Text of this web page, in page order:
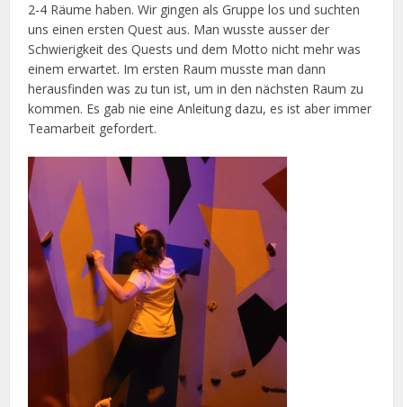
2-4 Räume haben. Wir gingen als Gruppe los und suchten
uns einen ersten Quest aus. Man wusste ausser der
Schwierigkeit des Quests und dem Motto nicht mehr was
einem erwartet. Im ersten Raum musste man dann
herausfinden was zu tun ist, um in den nächsten Raum zu
kommen. Es gab nie eine Anleitung dazu, es ist aber immer
Teamarbeit gefordert.